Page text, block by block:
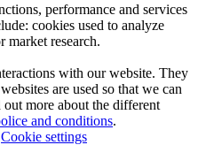
performance and services
cookies used to analyze
market research.
with our website. They
are used so that we can
more about the different
and conditions.
Cookie settings